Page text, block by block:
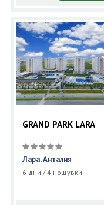
GRAND PARK LARA
Лара, Анталия
6 дни / 4 нощувки